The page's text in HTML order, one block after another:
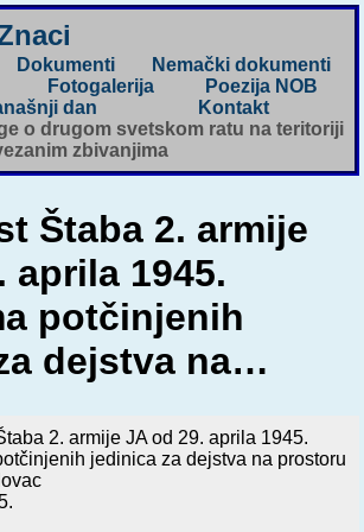
Dokumenti
Nemački dokumenti
Fotogalerija
Poezija NOB
dan
Kontakt
o drugom svetskom ratu na teritoriji
zbivanjima
Štaba 2. armije
aprila 1945.
potčinjenih
dejstva na…
2. armije JA od 29. aprila 1945.
jedinica za dejstva na prostoru